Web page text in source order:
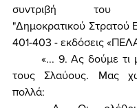
συντριβή του
"Δημοκρατικού Στρατού
401-403 - εκδόσεις
τους Σλαύους. Μας
πολλά: